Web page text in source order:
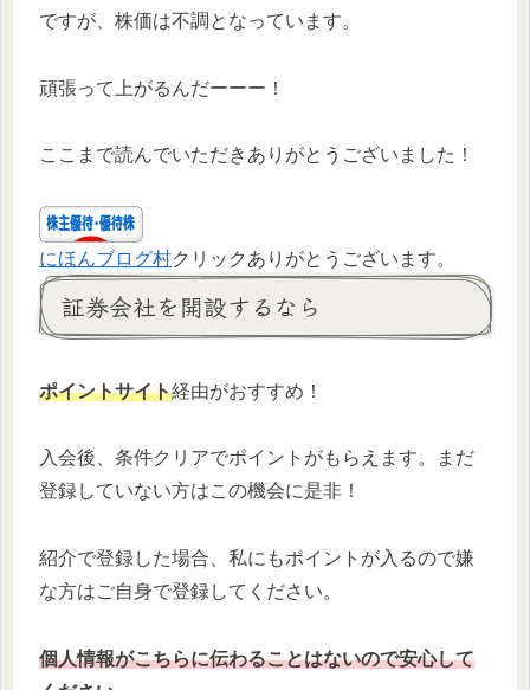
ですが、株価は不調となっています。
頑張って上がるんだーーー！
ここまで読んでいただきありがとうございました！
にほんブログ村クリックありがとうございます。
証券会社を開設するなら
ポイントサイト経由がおすすめ！
入会後、条件クリアでポイントがもらえます。まだ
登録していない方はこの機会に是非！
紹介で登録した場合、私にもポイントが入るので嫌
な方はご自身で登録してください。
個人情報がこちらに伝わることはないので安心して